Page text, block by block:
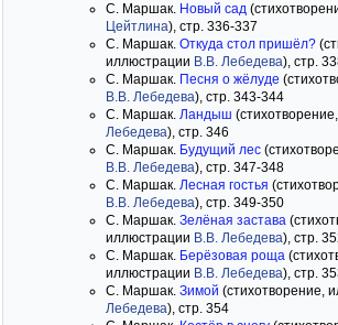
С. Маршак. Новый сад
Цейтлина), стр. 336-337
С. Маршак. Откуда стол пришёл?
иллюстрации В.В. Лебедева), стр.
С. Маршак. Песня о жёлуде
В.В. Лебедева), стр. 343-344
С. Маршак. Ландыш
Лебедева), стр. 346
С. Маршак. Будущий лес
В.В. Лебедева), стр. 347-348
С. Маршак. Лесная гостья
В.В. Лебедева), стр. 349-350
С. Маршак. Зелёная застава
иллюстрации В.В. Лебедева), стр.
С. Маршак. Берёзовая роща
иллюстрации В.В. Лебедева), стр.
С. Маршак. Зимой (стихотворение,
Лебедева), стр. 354